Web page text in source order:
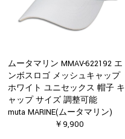
ムータマリン MMAV-622192 エ
ンボスロゴ メッシュキャップ
ホワイト ユニセックス 帽子 キ
ャップ サイズ 調整可能
muta MARINE(ムータマリン)
￥9,900